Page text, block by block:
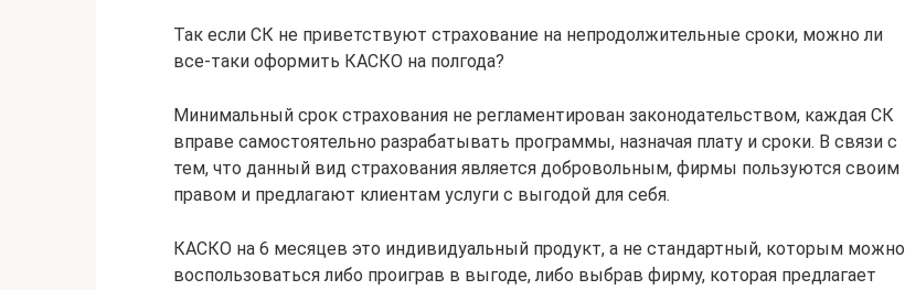
Так если СК не приветствуют страхование на непродолжительные сроки, можно ли
все-таки оформить КАСКО на полгода?
Минимальный срок страхования не регламентирован законодательством, каждая СК
вправе самостоятельно разрабатывать программы, назначая плату и сроки. В связи с
тем, что данный вид страхования является добровольным, фирмы пользуются своим
правом и предлагают клиентам услуги с выгодой для себя.
КАСКО на 6 месяцев это индивидуальный продукт, а не стандартный, которым можно
воспользоваться либо проиграв в выгоде, либо выбрав фирму, которая предлагает